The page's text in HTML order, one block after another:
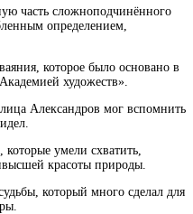
часть сложноподчинённого
определением,
которое было основано в
художеств».
Александров мог вспомнить
умели схватить,
красоты природы.
который много сделал для